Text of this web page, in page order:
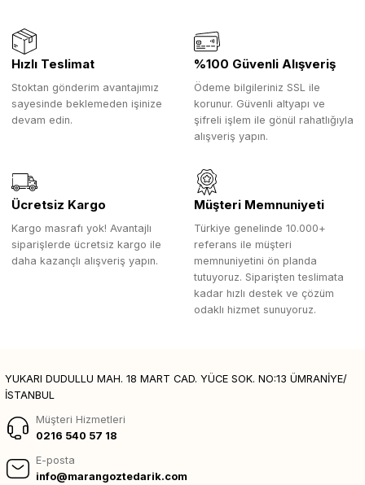
Hızlı Teslimat
Stoktan gönderim avantajımız
sayesinde beklemeden işinize
devam edin.
%100 Güvenli Alışveriş
Ödeme bilgileriniz SSL ile
korunur. Güvenli altyapı ve
şifreli işlem ile gönül rahatlığıyla
alışveriş yapın.
Ücretsiz Kargo
Kargo masrafı yok! Avantajlı
siparişlerde ücretsiz kargo ile
daha kazançlı alışveriş yapın.
Müşteri Memnuniyeti
Türkiye genelinde 10.000+
referans ile müşteri
memnuniyetini ön planda
tutuyoruz. Siparişten teslimata
kadar hızlı destek ve çözüm
odaklı hizmet sunuyoruz.
YUKARI DUDULLU MAH. 18 MART CAD. YÜCE SOK. NO:13 ÜMRANİYE/
İSTANBUL
Müşteri Hizmetleri
0216 540 57 18
E-posta
info@marangoztedarik.com